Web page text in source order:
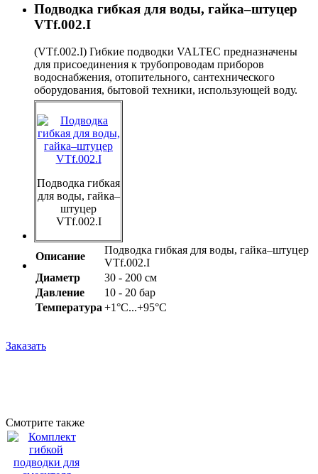
Подводка гибкая для воды, гайка–штуцер
VTf.002.I
(VTf.002.I) Гибкие подводки VALTEC предназначены
для присоединения к трубопроводам приборов
водоснабжения, отопительного, сантехнического
оборудования, бытовой техники, использующей воду.
Подводка гибкая
для воды, гайка–
штуцер
VTf.002.I
Описание
Подводка гибкая для воды, гайка–штуцер
VTf.002.I
Диаметр
30 - 200 см
Давление
10 - 20 бар
Температура +1°С...+95°С
Заказать
Смотрите также